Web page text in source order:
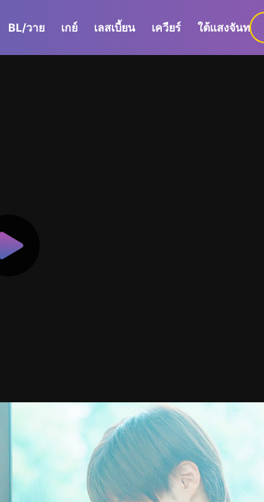
BL/วาย เกย์ เลสเบี้ยน เควียร์ ใต้แสงจันทร์